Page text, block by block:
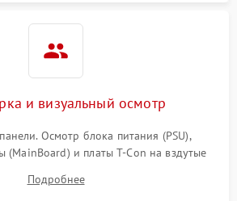
и визуальный осмотр
Осмотр блока питания (PSU),
(MainBoard) и платы T-Con на вздутые
фиксации и целостности шлейфов.
Подробнее